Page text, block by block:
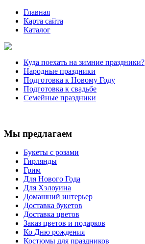
Главная
Карта сайта
Каталог
Куда поехать на зимние праздники?
Народные праздники
Подготовка к Новому Году
Подготовка к свадьбе
Семейные праздники
Мы предлагаем
Букеты с розами
Гирлянды
Грим
Для Нового Года
Для Хэлоуина
Домашний интерьер
Доставка букетов
Доставка цветов
Заказ цветов и подарков
Ко Дню рождения
Костюмы для праздников